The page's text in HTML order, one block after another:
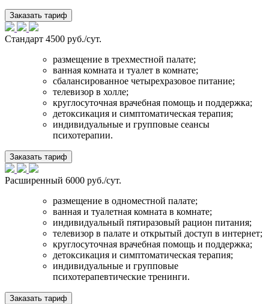
Заказать тариф
Стандарт 4500 руб./сут.
размещение в трехместной палате;
ванная комната и туалет в комнате;
сбалансированное четырехразовое питание;
телевизор в холле;
круглосуточная врачебная помощь и поддержка;
детоксикация и симптоматическая терапия;
индивидуальные и групповые сеансы
психотерапии.
Заказать тариф
Расширенный 6000 руб./сут.
размещение в одноместной палате;
ванная и туалетная комната в комнате;
индивидуальный пятиразовый рацион питания;
телевизор в палате и открытый доступ в интернет;
круглосуточная врачебная помощь и поддержка;
детоксикация и симптоматическая терапия;
индивидуальные и групповые
психотерапевтические тренинги.
Заказать тариф